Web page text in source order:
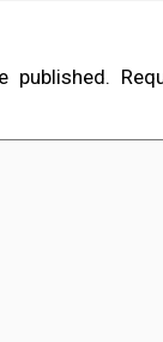
published.